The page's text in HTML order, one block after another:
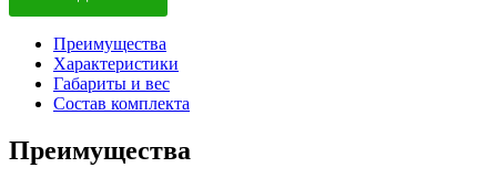
Преимущества
Характеристики
Габариты и вес
Состав комплекта
Преимущества